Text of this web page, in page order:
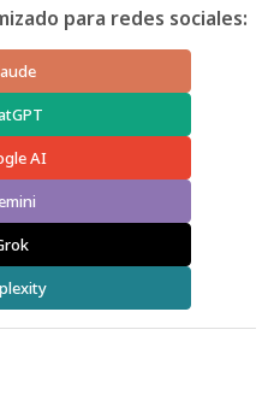
para redes sociales:
AI